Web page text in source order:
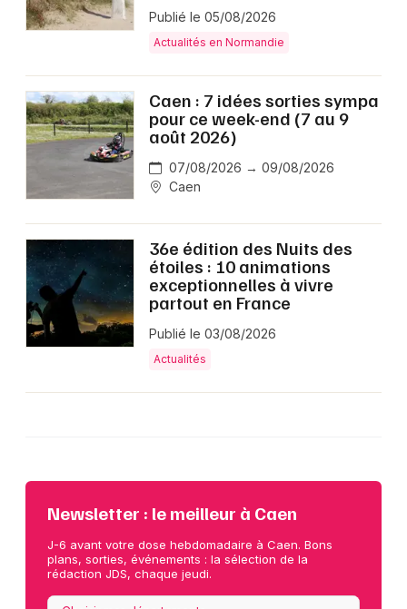
Publié le 05/08/2026
Actualités en Normandie
Caen : 7 idées sorties sympa
pour ce week-end (7 au 9
août 2026)
07/08/2026 → 09/08/2026
Caen
36e édition des Nuits des
étoiles : 10 animations
exceptionnelles à vivre
partout en France
Publié le 03/08/2026
Actualités
Newsletter : le meilleur à Caen
J-6 avant votre dose hebdomadaire à Caen. Bons
plans, sorties, événements : la sélection de la
rédaction JDS, chaque jeudi.